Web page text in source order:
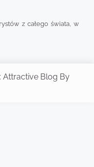
z całego świata, w
Attractive Blog By